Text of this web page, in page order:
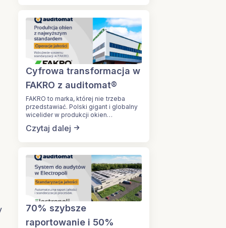
Cyfrowa transformacja w
FAKRO z auditomat®
FAKRO to marka, której nie trzeba
przedstawiać. Polski gigant i globalny
wicelider w produkcji okien…
Czytaj dalej
70% szybsze
raportowanie i 50%